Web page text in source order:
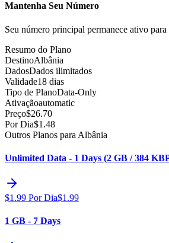
Mantenha Seu Número
Seu número principal permanece ativo para
Resumo do Plano
DestinoAlbânia
DadosDados ilimitados
Validade18 dias
Tipo de PlanoData-Only
Ativaçãoautomatic
Preço$26.70
Por Dia$1.48
Outros Planos para Albânia
Unlimited Data - 1 Days (2 GB / 384
$1.99 Por Dia$1.99
1 GB - 7 Days